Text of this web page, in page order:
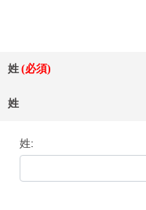
姓
姓
姓